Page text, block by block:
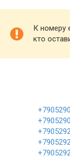
К номеру
кто